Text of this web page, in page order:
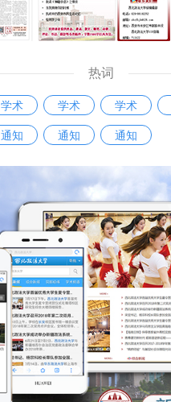
热词
学术 学术 学术
通知 通知 通知